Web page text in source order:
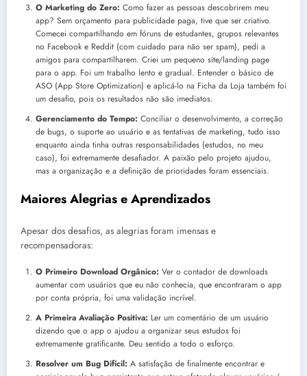
O Marketing do Zero: Como fazer as pessoas descobrirem meu
app? Sem orçamento para publicidade paga, tive que ser criativo.
Comecei compartilhando em fóruns de estudantes, grupos relevantes
no Facebook e Reddit (com cuidado para não ser spam), pedi a
amigos para compartilharem. Criei um pequeno site/landing page
para o app. Foi um trabalho lento e gradual. Entender o básico de
ASO (App Store Optimization) e aplicá-lo na Ficha da Loja também foi
um desafio, pois os resultados não são imediatos.
Gerenciamento do Tempo: Conciliar o desenvolvimento, a correção
de bugs, o suporte ao usuário e as tentativas de marketing, tudo isso
enquanto ainda tinha outras responsabilidades (estudos, no meu
caso), foi extremamente desafiador. A paixão pelo projeto ajudou,
mas a organização e a definição de prioridades foram essenciais.
Maiores Alegrias e Aprendizados
Apesar dos desafios, as alegrias foram imensas e
recompensadoras:
O Primeiro Download Orgânico: Ver o contador de downloads
aumentar com usuários que eu não conhecia, que encontraram o app
por conta própria, foi uma validação incrível.
A Primeira Avaliação Positiva: Ler um comentário de um usuário
dizendo que o app o ajudou a organizar seus estudos foi
extremamente gratificante. Deu sentido a todo o esforço.
Resolver um Bug Difícil: A satisfação de finalmente encontrar e